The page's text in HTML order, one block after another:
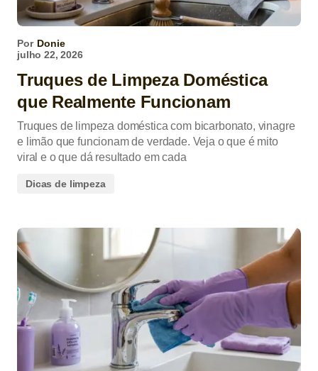
Por Donie
julho 22, 2026
Truques de Limpeza Doméstica
que Realmente Funcionam
Truques de limpeza doméstica com bicarbonato, vinagre
e limão que funcionam de verdade. Veja o que é mito
viral e o que dá resultado em cada
Dicas de limpeza